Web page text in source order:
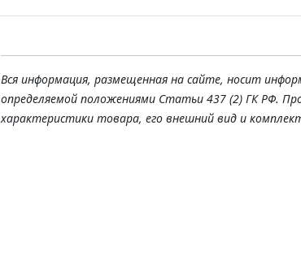
Вся информация, размещенная на сайте, носит
определяемой положениями Статьи 437 (2) ГК РФ.
характеристики товара, его внешний вид и